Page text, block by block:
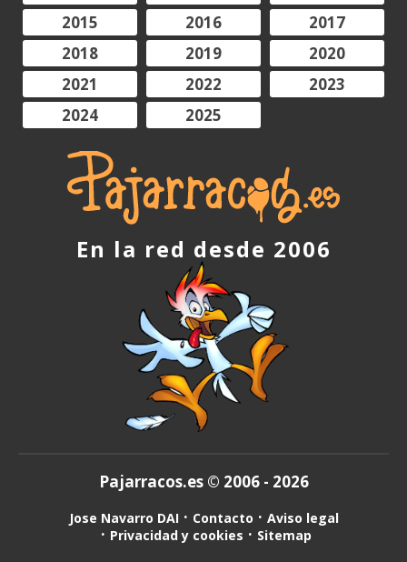
2015
2016
2017
2018
2019
2020
2021
2022
2023
2024
2025
En la red desde 2006
Pajarracos.es © 2006 - 2026
Jose Navarro DAI Contacto
Aviso legal
Privacidad y cookies
Sitemap